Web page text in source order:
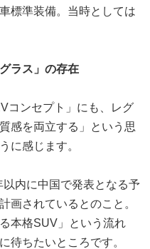
標準装備。当時としては
ラス」の存在
コンセプト」にも、レグ
感を両立する」という思
に感じます。
内に中国で発表となる予
画されているとのこと。
本格SUV」という流れ
待ちたいところです。